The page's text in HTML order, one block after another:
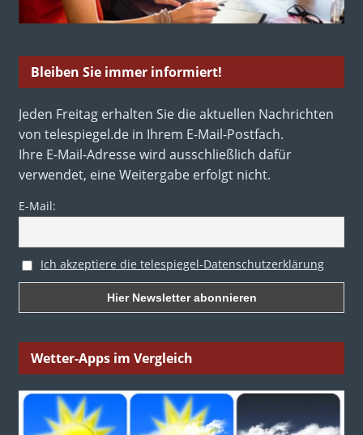
Bleiben Sie immer informiert!
Jeden Freitag erhalten Sie die aktuellen Nachrichten
von telespiegel.de in Ihrem E-Mail-Postfach.
Ihre E-Mail-Adresse wird ausschließlich dafür
verwendet, eine Weitergabe erfolgt nicht.
E-Mail:
Ich akzeptiere die telespiegel-Datenschutzerklärung
Wetter-Apps im Vergleich